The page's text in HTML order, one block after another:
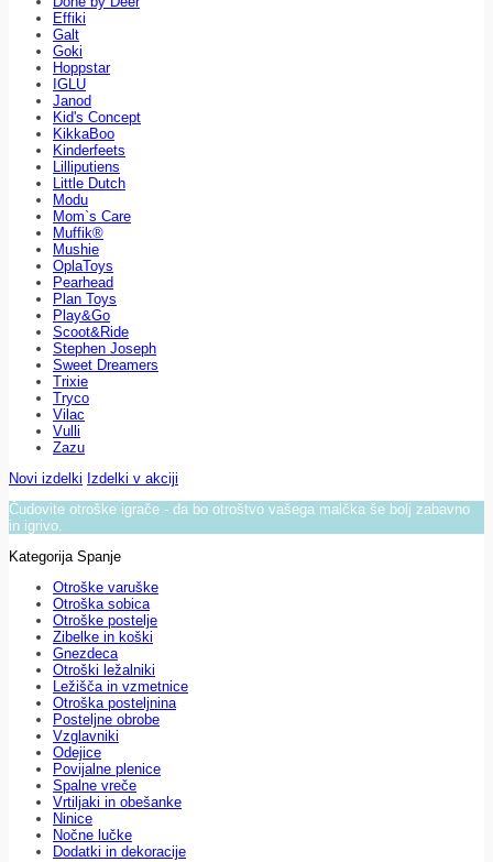
Effiki
Galt
Goki
Hoppstar
IGLU
Janod
Kid's Concept
KikkaBoo
Kinderfeets
Lilliputiens
Little Dutch
Modu
Mom`s Care
Muffik®
Mushie
OplaToys
Pearhead
Plan Toys
Play&Go
Scoot&Ride
Stephen Joseph
Sweet Dreamers
Trixie
Tryco
Vilac
Vulli
Zazu
Novi izdelki Izdelki v akciji
Čudovite otroške igrače - da bo otroštvo vašega malčka še bolj zabavno
in igrivo.
Kategorija Spanje
Otroške varuške
Otroška sobica
Otroške postelje
Zibelke in koški
Gnezdeca
Otroški ležalniki
Ležišča in vzmetnice
Otroška posteljnina
Posteljne obrobe
Vzglavniki
Odejice
Povijalne plenice
Spalne vreče
Vrtiljaki in obešanke
Ninice
Nočne lučke
Dodatki in dekoracije